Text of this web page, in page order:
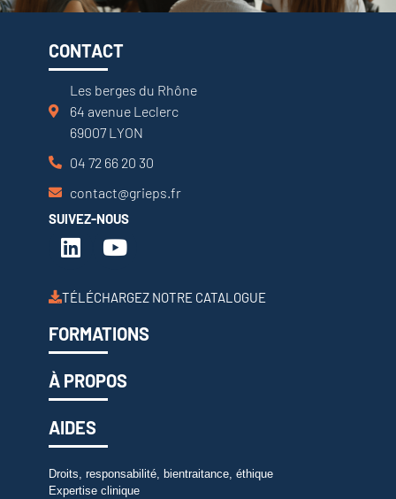
CONTACT
Les berges du Rhône
64 avenue Leclerc
69007 LYON
04 72 66 20 30
contact@grieps.fr
SUIVEZ-NOUS
TÉLÉCHARGEZ NOTRE CATALOGUE
FORMATIONS
À PROPOS
AIDES
Droits, responsabilité, bientraitance, éthique
Expertise clinique